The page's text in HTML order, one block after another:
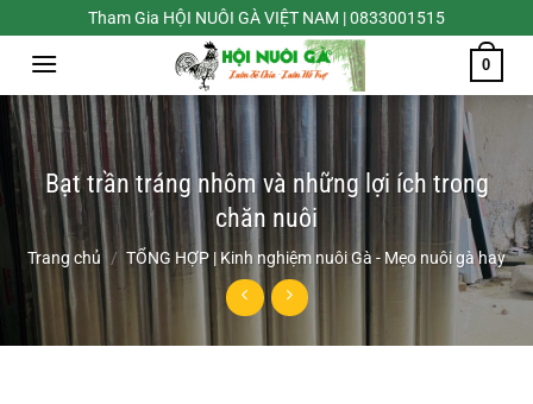
đến
dung
Tham Gia HỘI NUÔI GÀ VIỆT NAM | 0833001515
0
Bạt trần tráng nhôm và những lợi ích trong
chăn nuôi
Trang chủ / TỔNG HỢP | Kinh nghiệm nuôi Gà - Mẹo nuôi gà hay